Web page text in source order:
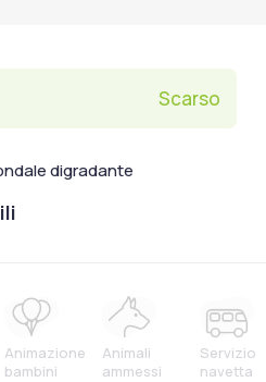
Scarso
digradante
Animazione
bambini
Animali
ammessi
Servizio
navetta